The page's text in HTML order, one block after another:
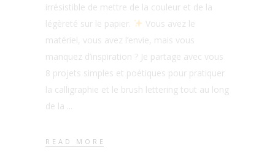
irrésistible de mettre de la couleur et de la
légèreté sur le papier.
Vous avez le
matériel, vous avez l’envie, mais vous
manquez d’inspiration ? Je partage avec vous
8 projets simples et poétiques pour pratiquer
la calligraphie et le brush lettering tout au long
de la
READ MORE